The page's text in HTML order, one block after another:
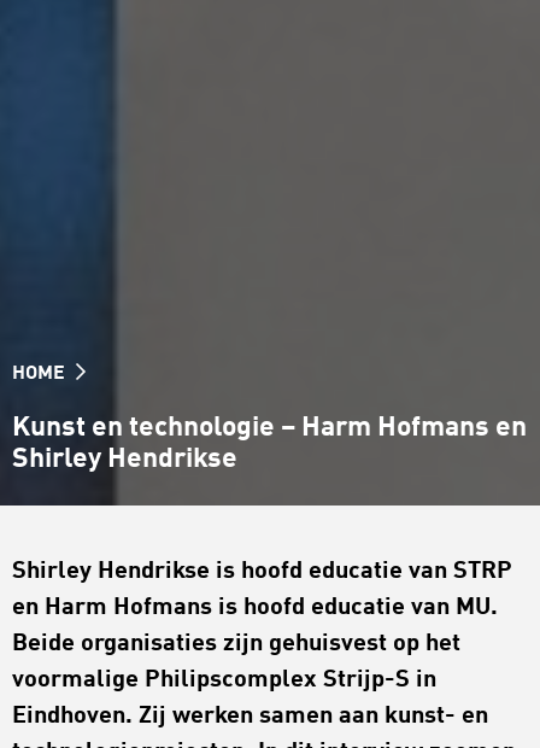
HOME
Kunst en technologie – Harm Hofmans en
Shirley Hendrikse
Shirley Hendrikse is hoofd educatie van STRP
en Harm Hofmans is hoofd educatie van MU.
Beide organisaties zijn gehuisvest op het
voormalige Philipscomplex Strijp-S in
Eindhoven. Zij werken samen aan kunst- en